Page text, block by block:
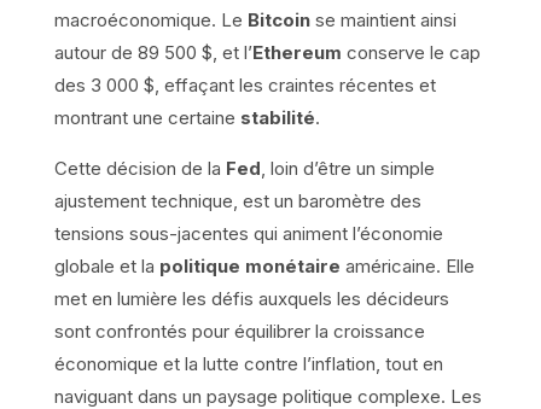
macroéconomique. Le Bitcoinse maintient ainsi
autour de 89 500 $, et l’Ethereum conserve le cap
des 3 000 $, effaçant les craintes récentes et
montrant une certaine stabilité.
Cette décision de la Fed , loin d’être un simple
ajustement technique, est un baromètre des
tensions sous-jacentes qui animent l’économie
globale et la politique monétaire américaine. Elle
met en lumière les défis auxquels les décideurs
sont confrontés pour équilibrer la croissance
économique et la lutte contre l’inflation, tout en
naviguant dans un paysage politique complexe. Les